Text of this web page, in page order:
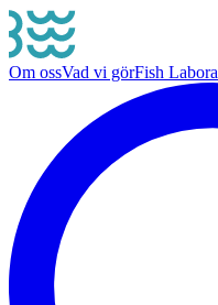
Om ossVad vi görFish